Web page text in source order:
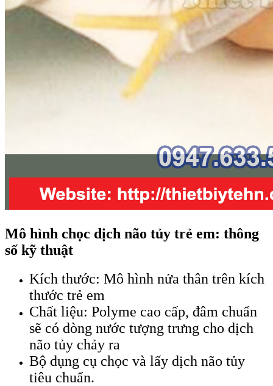
Mô hình chọc dịch não tủy trẻ em: thông
số kỹ thuật
Kích thước: Mô hình nửa thân trên kích
thước trẻ em
Chất liệu: Polyme cao cấp, đâm chuẩn
sẽ có dòng nước tượng trưng cho dịch
não tủy chảy ra
Bộ dụng cụ chọc và lấy dịch não tủy
tiêu chuẩn.